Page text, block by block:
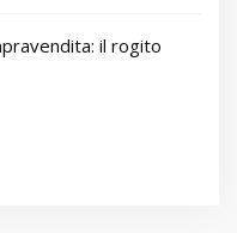
il rogito